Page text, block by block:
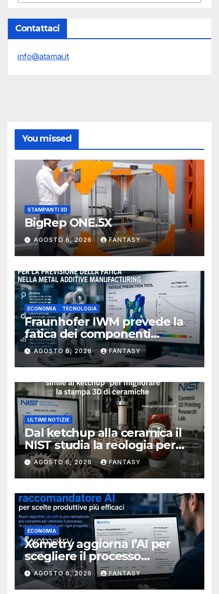
Contattaci
info@atamai.it
You missed
STAMPANTI 3D
BigRep ONE.5X
AGOSTO 6, 2026 FANTASY
ECONOMIA TECNOLOGIA
Fraunhofer IWM prevede la
fatica dei componenti
metallici stampati in 3D
AGOSTO 6, 2026 FANTASY
ULTIME NOTIZIE
Dal ketchup alla ceramica il
NIST studia la reologia per
rendere più affidabile la
stampa 3D
AGOSTO 6, 2026 FANTASY
ECONOMIA
Xometry aggiorna l’AI per
scegliere il processo
produttivo più adatto
AGOSTO 6, 2026 FANTASY